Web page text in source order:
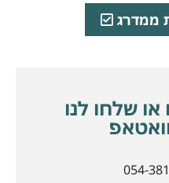
ממדרג
שלחו לנו
054-